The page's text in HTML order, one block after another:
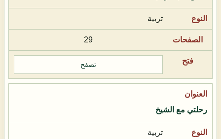
تربية
29
تصفح
رحلتي مع الشيخ
تربية